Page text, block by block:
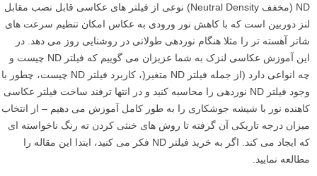
ND (مخفف Neutral Density) نوعی از فیلتر های عکاسی قابل نصب مقابل
لنز دوربین است که با کاهش نور ورودی به عکاس امکان تنظیم سرعت های
شاتر آهسته تر را مثلا هنگام نوردهی طولانی در روشنایی روز می دهد. در
این آموزش عکاسی لنزک به شما عزیزان می گوییم که فیلتر ND چیست و
چه انواعی دارد (از جمله فیلتر ND متغیر(، کاربرد فیلتر ND چیست، چطور با
وجود فیلتر ND نوردهی را محاسبه کنید و در انتها ترفند ساخت فیلتر عکاسی
کاهنده نور با شیشه جوشکاری را به طور کامل آموزش می دهیم – از انتخاب
میزان درجه تاریکی آن گرفته تا روش های خنثی کردن ته رنگ ناخواسته ای
که ایجاد می کند. اگر به خرید فیلتر ND فکر می کنید، ابتدا این مقاله را
مطالعه نمایید.